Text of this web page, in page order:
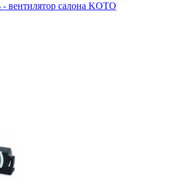
- вентилятор салона KOTO